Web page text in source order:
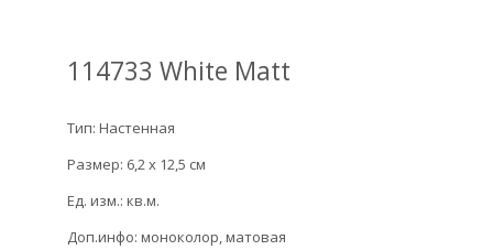
114733 White Matt
Тип: Настенная
Размер: 6,2 x 12,5 см
Ед. изм.: кв.м.
Доп.инфо: моноколор, матовая